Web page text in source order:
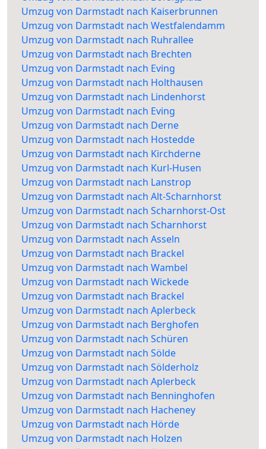
Umzug von Darmstadt nach Kaiserbrunnen
Umzug von Darmstadt nach Westfalendamm
Umzug von Darmstadt nach Ruhrallee
Umzug von Darmstadt nach Brechten
Umzug von Darmstadt nach Eving
Umzug von Darmstadt nach Holthausen
Umzug von Darmstadt nach Lindenhorst
Umzug von Darmstadt nach Eving
Umzug von Darmstadt nach Derne
Umzug von Darmstadt nach Hostedde
Umzug von Darmstadt nach Kirchderne
Umzug von Darmstadt nach Kurl-Husen
Umzug von Darmstadt nach Lanstrop
Umzug von Darmstadt nach Alt-Scharnhorst
Umzug von Darmstadt nach Scharnhorst-Ost
Umzug von Darmstadt nach Scharnhorst
Umzug von Darmstadt nach Asseln
Umzug von Darmstadt nach Brackel
Umzug von Darmstadt nach Wambel
Umzug von Darmstadt nach Wickede
Umzug von Darmstadt nach Brackel
Umzug von Darmstadt nach Aplerbeck
Umzug von Darmstadt nach Berghofen
Umzug von Darmstadt nach Schüren
Umzug von Darmstadt nach Sölde
Umzug von Darmstadt nach Sölderholz
Umzug von Darmstadt nach Aplerbeck
Umzug von Darmstadt nach Benninghofen
Umzug von Darmstadt nach Hacheney
Umzug von Darmstadt nach Hörde
Umzug von Darmstadt nach Holzen